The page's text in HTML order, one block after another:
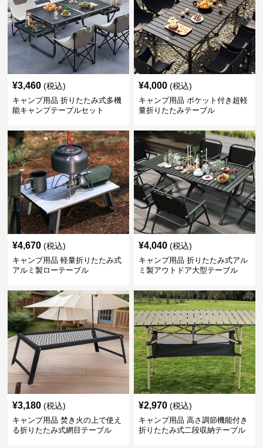
¥3,460 (税込)
キャンプ用品 折りたたみ式多機
能キャンプテーブルセット
¥4,000 (税込)
キャンプ用品 ポケット付き超軽
量折りたたみテーブル
¥4,670 (税込)
キャンプ用品 軽量折りたたみ式
アルミ製ローテーブル
¥4,040 (税込)
キャンプ用品 折りたたみ式アル
ミ製アウトドア大型テーブル
¥3,180 (税込)
キャンプ用品 焚き火の上で使え
る折りたたみ式網目テーブル
¥2,970 (税込)
キャンプ用品 高さ調節機能付き
折りたたみ式二段収納テーブル